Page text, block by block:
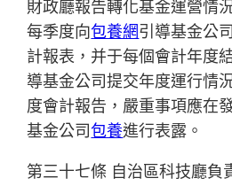
財政廳報告轉化基金運營情
每季度向包養網引導基金公
計報表，并于每個會計年度
導基金公司提交年度運行情
度會計報告，嚴重事項應在
基金公司包養進行表露。
第三十七條 自治區科技廳負